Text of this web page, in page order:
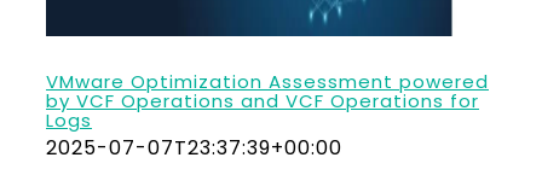
VMware Optimization Assessment powered
by VCF Operations and VCF Operations for
Logs
2025-07-07T23:37:39+00:00